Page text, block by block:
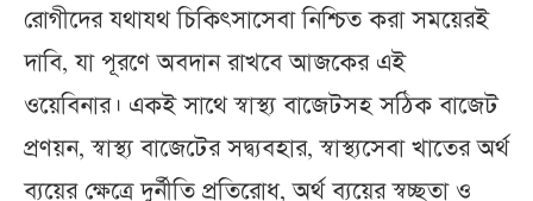
রোগীদের যথাযথ চিকিৎসাসেবা নিশ্চিত করা সময়েরই
দাবি, যা পূরণে অবদান রাখবে আজকের এই
ওয়েবিনার। একই সাথে স্বাস্থ্য বাজেটসহ সঠিক বাজেট
প্রণয়ন, স্বাস্থ্য বাজেটের সদ্ব্যবহার, স্বাস্থ্যসেবা খাতের অর্থ
ব্যয়ের ক্ষেত্রে দুর্নীতি প্রতিরোধ, অর্থ ব্যয়ের স্বচ্ছতা ও